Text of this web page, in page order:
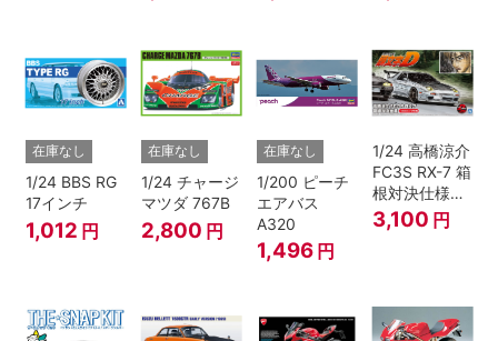
在庫なし
1/24 BBS RG
17インチ
1,012 円
在庫なし
1/24 チャージ
マツダ 767B
2,800 円
在庫なし
1/200 ピーチ
エアバス
A320
1,496 円
1/24 高橋涼介
FC3S RX-7 箱
根対決仕様
『頭文字D』
3,100 円